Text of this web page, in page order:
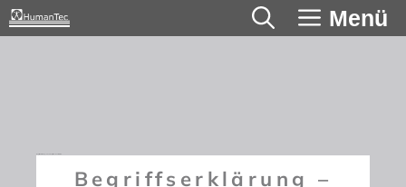
Zum
Inhalt
Menü
Begriffserklärung –